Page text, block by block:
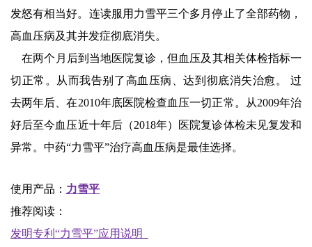
发怒有相当好。连读服用力雪平三个多月停止了全部药物，
高血压病及其并发症彻底消失。
在两个月后到当地医院复诊，但血压及其相关体检指标一
切正常。从而我告别了高血压病、达到彻底消失治愈。 过
去两年后、在2010年底医院检查血压一切正常。从2009年治
好后至今血压近十年后（2018年）医院复诊体检未见复发和
异常。中药“力雪平”治疗高血压病是最佳选择。
使用产品： 力雪平
推荐阅读：
发明专利“力雪平”应用说明